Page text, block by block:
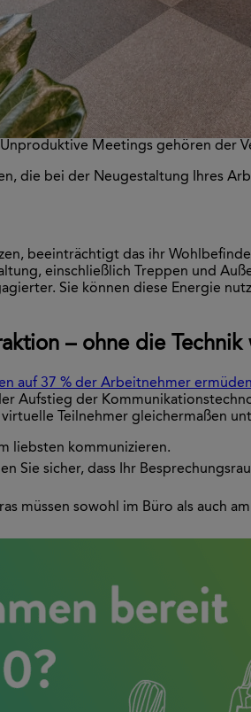
Unproduktive Meetings gehören der
die bei der Neugestaltung Ihres
beeinträchtigt das ihr
einschließlich Treppen und
Sie können diese Energie
– ohne die Technik
auf 37 % der Arbeitnehmer
Aufstieg der
Teilnehmer gleichermaßen
liebsten kommunizieren.
Sie sicher, dass Ihr
müssen sowohl im Büro als auch